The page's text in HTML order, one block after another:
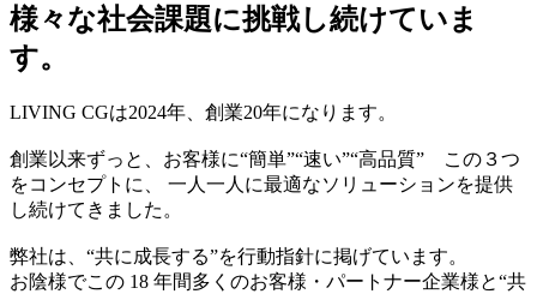
様々な社会課題に挑戦し続けていま
す。
LIVING CGは2024年、創業20年になります。
創業以来ずっと、お客様に“簡単”“速い”“高品質” この３つ
をコンセプトに、 一人一人に最適なソリューションを提供
し続けてきました。
弊社は、“共に成長する”を行動指針に掲げています。
お陰様でこの 18 年間多くのお客様・パートナー企業様と“共